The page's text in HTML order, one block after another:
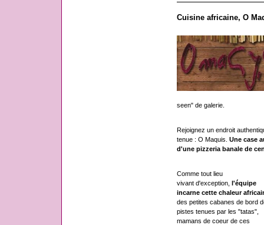
Cuisine africaine, O
seen" de galerie.
Rejoignez un endroit
tenue : O Maquis. Une case
d'une pizzeria banale de
Comme tout lieu
vivant d'exception, l'équipe
incarne cette chaleur
des petites cabanes de bord
pistes tenues par les "tatas",
mamans de coeur de ces